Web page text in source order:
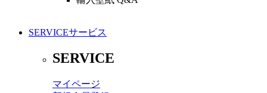
SERVICEサービス
SERVICE
マイページ